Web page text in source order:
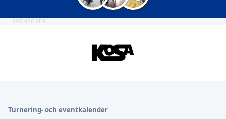
SPONSORER
Turnering- och eventkalender